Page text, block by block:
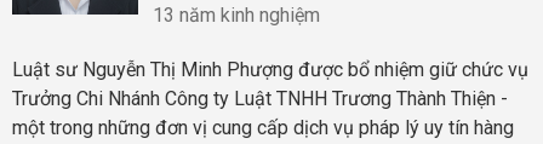
13 năm kinh nghiệm
Luật sư Nguyễn Thị Minh Phượng được bổ nhiệm giữ chức vụ
Trưởng Chi Nhánh Công ty Luật TNHH Trương Thành Thiện -
một trong những đơn vị cung cấp dịch vụ pháp lý uy tín hàng